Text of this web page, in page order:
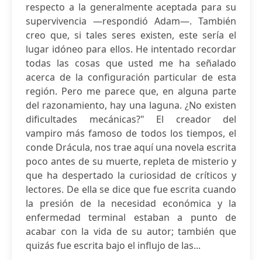
respecto a la generalmente aceptada para su
supervivencia —respondió Adam—. También
creo que, si tales seres existen, este sería el
lugar idóneo para ellos. He intentado recordar
todas las cosas que usted me ha señalado
acerca de la configuración particular de esta
región. Pero me parece que, en alguna parte
del razonamiento, hay una laguna. ¿No existen
dificultades mecánicas?" El creador del
vampiro más famoso de todos los tiempos, el
conde Drácula, nos trae aquí una novela escrita
poco antes de su muerte, repleta de misterio y
que ha despertado la curiosidad de críticos y
lectores. De ella se dice que fue escrita cuando
la presión de la necesidad económica y la
enfermedad terminal estaban a punto de
acabar con la vida de su autor; también que
quizás fue escrita bajo el influjo de las...